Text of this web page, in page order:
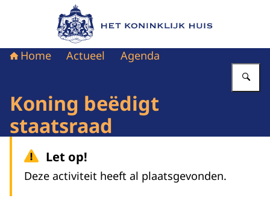
Naar de homepage van Het Koninklijk Huis
Home Actueel Agenda
Koning beëdigt
staatsraad
Let op!
Deze activiteit heeft al plaatsgevonden.